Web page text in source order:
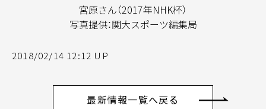
宮原さん（2017年NHK杯）
写真提供：関大スポーツ編集局
2018/02/14 12:12 UP
最新情報一覧へ戻る